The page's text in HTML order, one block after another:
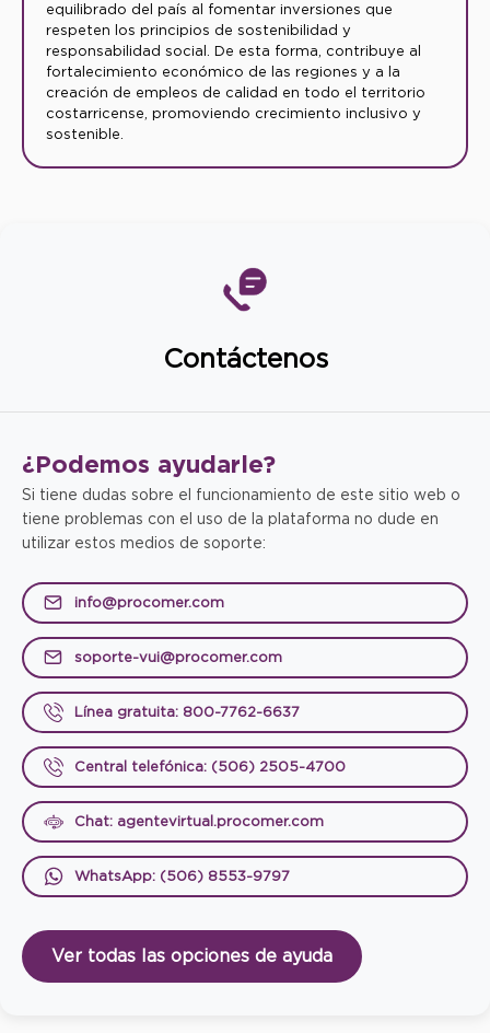
equilibrado del país al fomentar inversiones que
respeten los principios de sostenibilidad y
responsabilidad social. De esta forma, contribuye al
fortalecimiento económico de las regiones y a la
creación de empleos de calidad en todo el territorio
costarricense, promoviendo crecimiento inclusivo y
sostenible.
Contáctenos
¿Podemos ayudarle?
Si tiene dudas sobre el funcionamiento de este sitio web o
tiene problemas con el uso de la plataforma no dude en
utilizar estos medios de soporte:
info@procomer.com
soporte-vui@procomer.com
Línea gratuita: 800-7762-6637
Central telefónica: (506) 2505-4700
Chat: agentevirtual.procomer.com
WhatsApp: (506) 8553-9797
Ver todas las opciones de ayuda